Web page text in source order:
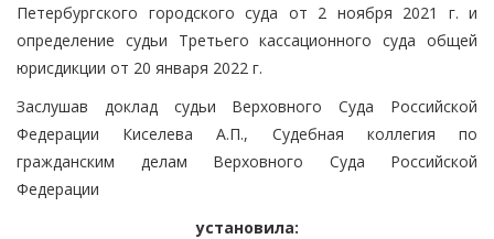
Петербургского городского суда от 2 ноября 2021 г. и
определение судьи Третьего кассационного суда общей
юрисдикции от 20 января 2022 г.
Заслушав доклад судьи Верховного Суда Российской
Федерации Киселева А.П., Судебная коллегия по
гражданским делам Верховного Суда Российской
Федерации
установила: